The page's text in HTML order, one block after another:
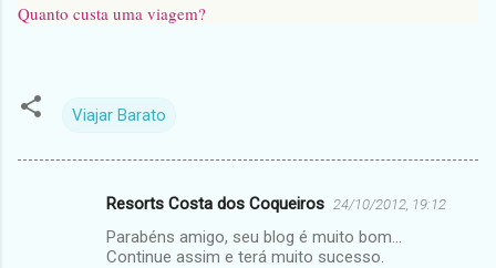
Quanto custa uma viagem?
Viajar Barato
Resorts Costa dos Coqueiros 24/10/2012, 19:12
Parabéns amigo, seu blog é muito bom...
Continue assim e terá muito sucesso.